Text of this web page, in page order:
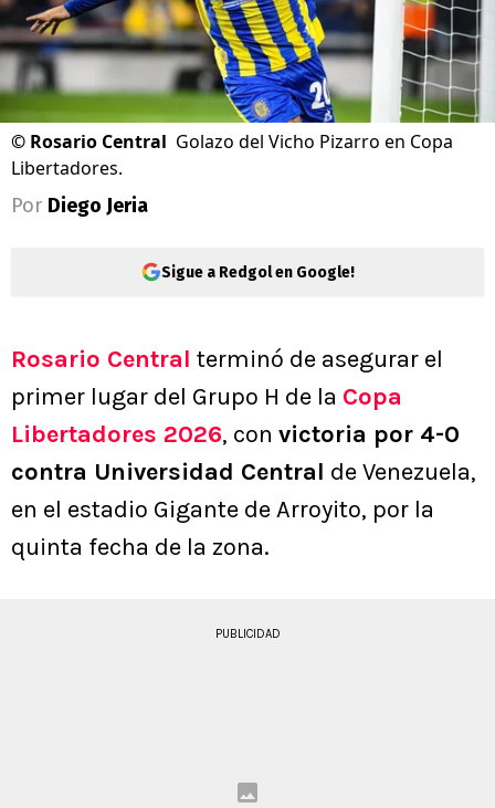
© Rosario Central Golazo del Vicho Pizarro en Copa
Libertadores.
Por Diego Jeria
Sigue a Redgol en Google!
Rosario Central terminó de asegurar el
primer lugar del Grupo H de la Copa
Libertadores 2026, con victoria por 4-0
contra Universidad Central de Venezuela,
en el estadio Gigante de Arroyito, por la
quinta fecha de la zona.
PUBLICIDAD